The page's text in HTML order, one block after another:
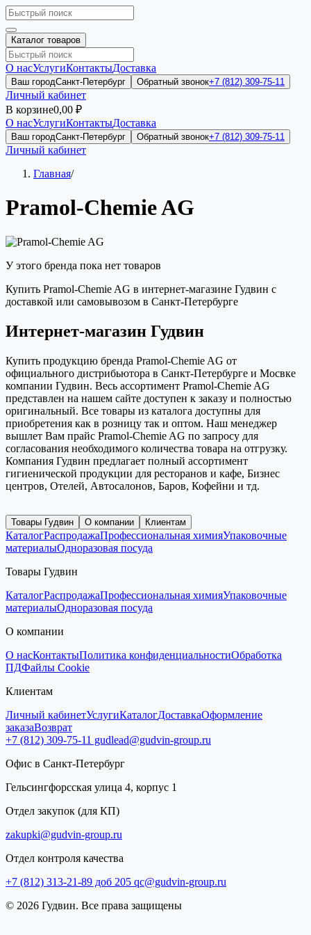
Каталог товаров
О насУслугиКонтактыДоставка
Ваш городСанкт-Петербург Обратный звонок+7 (812) 309-75-11
Личный кабинет
В корзине0,00 ₽
О насУслугиКонтактыДоставка
Ваш городСанкт-Петербург Обратный звонок+7 (812) 309-75-11
Личный кабинет
Главная/
Pramol-Chemie AG
У этого бренда пока нет товаров
Купить Pramol-Chemie AG в интернет-магазине Гудвин с
доставкой или самовывозом в Санкт-Петербурге
Интернет-магазин Гудвин
Купить продукцию бренда Pramol-Chemie AG от
официального дистрибьютора в Санкт-Петербурге и Мосвке
компании Гудвин. Весь ассортимент Pramol-Chemie AG
представлен на нашем сайте доступен к заказу и полностью
оригинальный. Все товары из каталога доступны для
приобретения как в розницу так и оптом. Наш менеджер
вышлет Вам прайс Pramol-Chemie AG по запросу для
согласования необходимого количества товара на отгрузку.
Компания Гудвин предлагает полный ассортимент
гигиенической продукции для ресторанов и кафе, Бизнес
центров, Отелей, Автосалонов, Баров, Кофейни и тд.
Товары Гудвин О компании Клиентам
КаталогРаспродажаПрофессиональная химияУпаковочные
материалыОдноразовая посуда
Товары Гудвин
КаталогРаспродажаПрофессиональная химияУпаковочные
материалыОдноразовая посуда
О компании
О насКонтактыПолитика конфиденциальностиОбработка
ПДФайлы Cookie
Клиентам
Личный кабинетУслугиКаталогДоставкаОформление
заказаВозврат
+7 (812) 309-75-11 gudlead@gudvin-group.ru
Офис в Санкт-Петербург
Гельсингфорсская улица 4, корпус 1
Отдел закупок (для КП)
zakupki@gudvin-group.ru
Отдел контроля качества
+7 (812) 313-21-89 доб 205 qc@gudvin-group.ru
© 2026 Гудвин. Все права защищены